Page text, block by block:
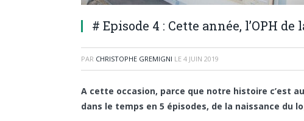
# Episode 4 : Cette année, l’OPH de
PAR CHRISTOPHE GREMIGNI LE 4 JUIN 2019
A cette occasion, parce que notre histoire c’est
dans le temps en 5 épisodes, de la naissance du